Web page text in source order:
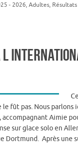
- 2026,Adultes, Résultats
l
fût pas. Nous parlons
accompagnant Aimie
sur glace solo en
Dortmund. Après une